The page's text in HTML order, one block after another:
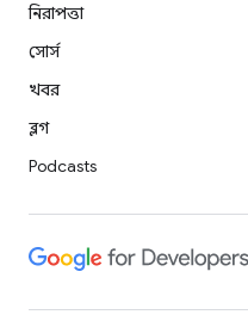
নিরাপত্তা
সোর্স
খবর
ব্লগ
Podcasts